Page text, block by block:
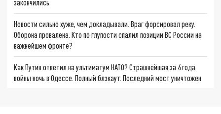
закончились
Новости сильно хуже, чем докладывали. Враг форсировал реку.
Оборона провалена. Кто по глупости спалил позиции ВС России на
важнейшем фронте?
Как Путин ответил на ультиматум НАТО? Страшнейшая за 4 года
войны ночь в Одессе. Полный блэкаут. Последний мост уничтожен